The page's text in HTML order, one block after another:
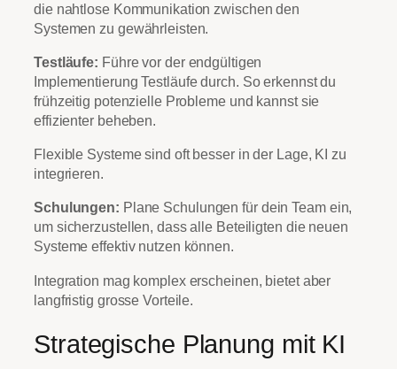
die nahtlose Kommunikation zwischen den
Systemen zu gewährleisten.
Testläufe: Führe vor der endgültigen
Implementierung Testläufe durch. So erkennst du
frühzeitig potenzielle Probleme und kannst sie
effizienter beheben.
Flexible Systeme sind oft besser in der Lage, KI zu
integrieren.
Schulungen: Plane Schulungen für dein Team ein,
um sicherzustellen, dass alle Beteiligten die neuen
Systeme effektiv nutzen können.
Integration mag komplex erscheinen, bietet aber
langfristig grosse Vorteile.
Strategische Planung mit KI